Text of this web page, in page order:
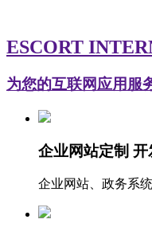
ESCORT
为您的互联网应用服
企业网站定制 开
企业网站、政务系